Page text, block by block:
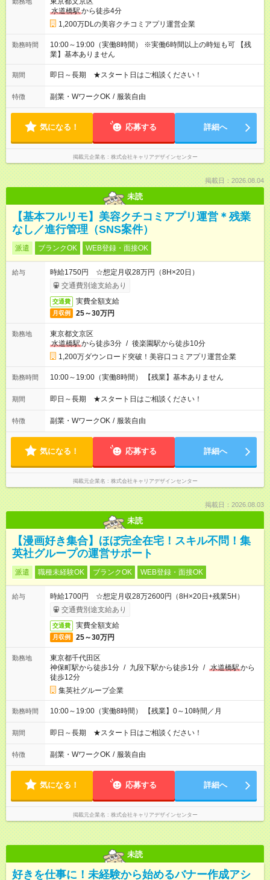
水道橋駅から徒歩4分
1,200万DLの美容クチコミアプリ運営企業
勤務時間
10:00～19:00（実働8時間） ※実働6時間以上の時短も可 【残
業】基本ありません
期間 即日～長期 ★スタート日はご相談ください！
特徴 副業・WワークOK / 服装自由
気になる！ 応募する 詳細へ
掲載元企業名 株式会社キャリアデザインセンター
掲載日：2026.08.04
未読
【基本フルリモ】美容クチコミアプリ運営＊残業
なし／進行管理（SNS案件）
派遣 ブランクOK WEB登録・面接OK
給与
時給1750円 ☆想定月収28万円（8H×20日）
交通費別途支給あり
交通費 実費全額支給
月収例 25～30万円
勤務地
東京都文京区
水道橋駅から徒歩3分 / 後楽園駅から徒歩10分
1,200万ダウンロード突破！美容口コミアプリ運営企業
勤務時間 10:00～19:00（実働8時間） 【残業】基本ありません
期間 即日～長期 ★スタート日はご相談ください！
特徴 副業・WワークOK / 服装自由
気になる！ 応募する 詳細へ
掲載元企業名 株式会社キャリアデザインセンター
掲載日：2026.08.03
未読
【漫画好き集合】ほぼ完全在宅！スキル不問！集
英社グループの運営サポート
派遣 職種未経験OK ブランクOK WEB登録・面接OK
給与
時給1700円 ☆想定月収28万2600円（8H×20日+残業5H）
交通費別途支給あり
交通費 実費全額支給
月収例 25～30万円
勤務地
東京都千代田区
神保町駅から徒歩1分 / 九段下駅から徒歩1分 / 水道橋駅から
徒歩12分
集英社グループ企業
勤務時間 10:00～19:00（実働8時間） 【残業】0～10時間／月
期間 即日～長期 ★スタート日はご相談ください！
特徴 副業・WワークOK / 服装自由
気になる！ 応募する 詳細へ
掲載元企業名 株式会社キャリアデザインセンター
未読
好きを仕事に！未経験から始めるバナー作成アシ